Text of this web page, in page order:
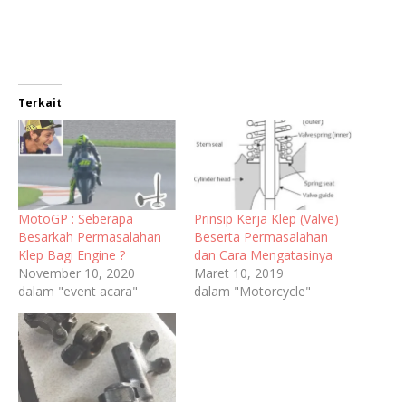
Terkait
MotoGP : Seberapa
Besarkah Permasalahan
Klep Bagi Engine ?
November 10, 2020
dalam "event acara"
Prinsip Kerja Klep (Valve)
Beserta Permasalahan
dan Cara Mengatasinya
Maret 10, 2019
dalam "Motorcycle"